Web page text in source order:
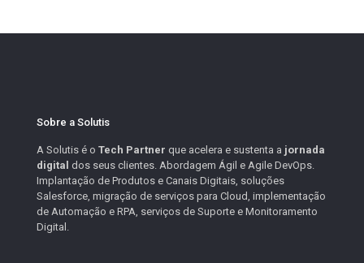
Sobre a Solutis
A Solutis é o Tech Partner que acelera e sustenta a jornada
digital dos seus clientes. Abordagem Ágil e Agile DevOps.
Implantação de Produtos e Canais Digitais, soluções
Salesforce, migração de serviços para Cloud, implementação
de Automação e RPA, serviços de Suporte e Monitoramento
Digital.